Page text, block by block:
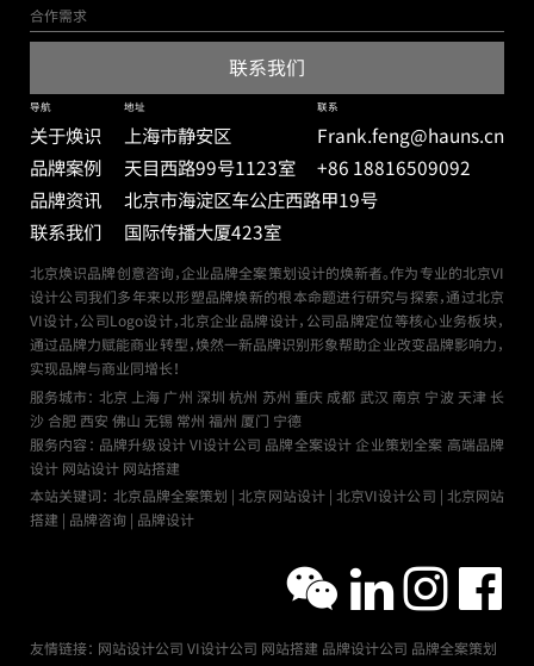
友情链接： 网站设计公司 VI设计公司 网站搭建 品牌设计公司 品牌全案策划
导航
关于焕识
品牌案例
品牌资讯
联系我们
地址
上海市静安区
天目西路99号1123室
北京市海淀区车公庄西路甲19号
国际传播大厦423室
联系
Frank.feng@hauns.cn
+86 18816509092
北京焕识品牌创意咨询，企业品牌全案策划设计的焕新者。作为专业的北京VI
设计公司我们多年来以形塑品牌焕新的根本命题进行研究与探索，通过北京
VI设计，公司Logo设计，北京企业品牌设计，公司品牌定位等核心业务板块，
通过品牌力赋能商业转型，焕然一新品牌识别形象帮助企业改变品牌影响力，
实现品牌与商业同增长！
服务城市： 北京 上海 广州 深圳 杭州 苏州 重庆 成都 武汉 南京 宁波 天津 长
沙 合肥 西安 佛山 无锡 常州 福州 厦门 宁德
服务内容： 品牌升级设计 VI设计公司 品牌全案设计 企业策划全案 高端品牌
设计 网站设计 网站搭建
本站关键词： 北京品牌全案策划 | 北京网站设计 | 北京VI设计公司 | 北京网站
搭建 | 品牌咨询 | 品牌设计